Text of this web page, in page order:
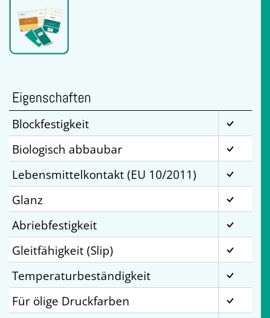
Eigenschaften
Blockfestigkeit
Biologisch abbaubar
Lebensmittelkontakt (EU 10/2011)
Glanz
Abriebfestigkeit
Gleitfähigkeit (Slip)
Temperaturbeständigkeit
Für ölige Druckfarben